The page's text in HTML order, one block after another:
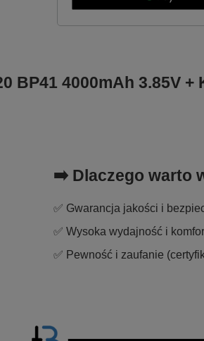
BP41 4000mAh 3.85V +
➡️ Dlaczego warto
✅ Gwarancja jakości i
✅ Wysoka wydajność i
✅ Pewność i zaufanie